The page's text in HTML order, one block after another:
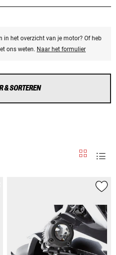
in het overzicht van je motor? Of heb
ons weten. Naar het formulier
& SORTEREN